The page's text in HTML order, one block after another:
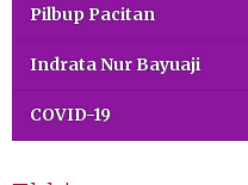
Pilbup Pacitan
Indrata Nur Bayuaji
COVID-19